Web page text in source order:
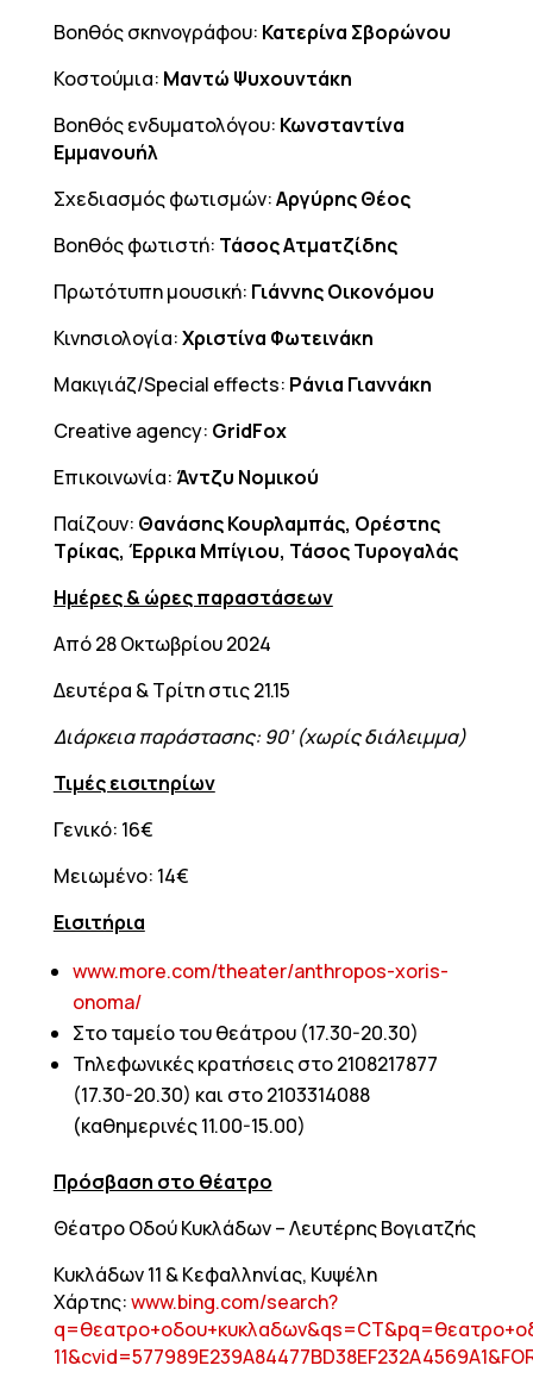
Βοηθός σκηνογράφου: Κατερίνα Σβορώνου
Κοστούμια: Μαντώ Ψυχουντάκη
Βοηθός ενδυματολόγου: Κωνσταντίνα
Εμμανουήλ
Σχεδιασμός φωτισμών:Αργύρης Θέος
Βοηθός φωτιστή: Τάσος Ατματζίδης
Πρωτότυπη μουσική: Γιάννης Οικονόμου
Κινησιολογία:Χριστίνα Φωτεινάκη
Μακιγιάζ/Special effects: Ράνια Γιαννάκη
Creative agency: GridFox
Επικοινωνία: Άντζυ Νομικού
Παίζουν: Θανάσης Κουρλαμπάς, Ορέστης
Τρίκας, Έρρικα Μπίγιου, Τάσος Τυρογαλάς
Ημέρες & ώρες παραστάσεων
Από 28 Οκτωβρίου 2024
Δευτέρα & Τρίτη στις 21.15
Διάρκεια παράστασης: 90’ (χωρίς διάλειμμα)
Τιμές εισιτηρίων
Γενικό: 16€
Μειωμένο: 14€
Εισιτήρια
www.more.com/theater/anthropos-xoris-
onoma/
Στο ταμείο του θεάτρου (17.30-20.30)
Τηλεφωνικές κρατήσεις στο 2108217877
(17.30-20.30) και στο 2103314088
(καθημερινές 11.00-15.00)
Πρόσβαση στο θέατρο
Θέατρο Οδού Κυκλάδων – Λευτέρης Βογιατζής
Κυκλάδων 11 & Κεφαλληνίας, Κυψέλη
Χάρτης:www.bing.com/search?